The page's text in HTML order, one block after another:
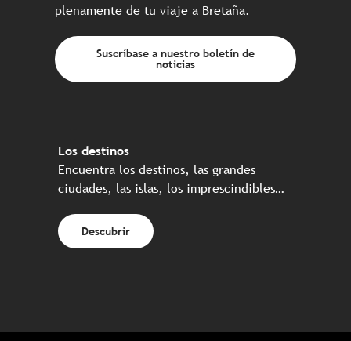
plenamente de tu viaje a Bretaña.
Suscríbase a nuestro boletín de
noticias
Los destinos
Encuentra los destinos, las grandes
ciudades, las islas, los imprescindibles…
Descubrir